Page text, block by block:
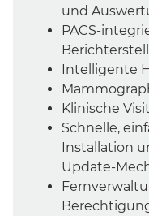
und
PACS-
Intelligente
Klinische
Schnelle,
Installation
Update-